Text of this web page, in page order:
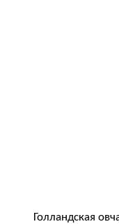
Голландская